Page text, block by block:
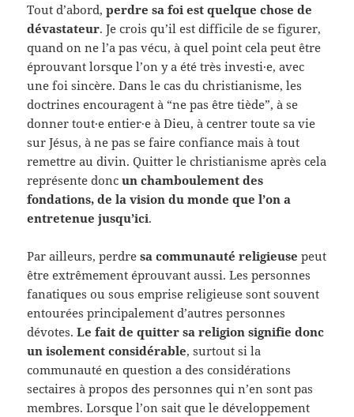
Tout d’abord,perdre sa foi est quelque chose de
dévastateur. Je crois qu’il est difficile de se figurer,
quand on ne l’a pas vécu, à quel point cela peut être
éprouvant lorsque l’on y a été très investi·e, avec
une foi sincère. Dans le cas du christianisme, les
doctrines encouragent à “ne pas être tiède”, à se
donner tout·e entier·e à Dieu, à centrer toute sa vie
sur Jésus, à ne pas se faire confiance mais à tout
remettre au divin. Quitter le christianisme après cela
représente doncun chamboulement des
fondations, de la vision du monde que l’on a
entretenue jusqu’ici.
Par ailleurs, perdresa communauté religieusepeut
être extrêmement éprouvant aussi. Les personnes
fanatiques ou sous emprise religieuse sont souvent
entourées principalement d’autres personnes
dévotes.Le fait de quitter sa religion signifie donc
un isolement considérable, surtout si la
communauté en question a des considérations
sectaires à propos des personnes qui n’en sont pas
membres. Lorsque l’on sait que le développement